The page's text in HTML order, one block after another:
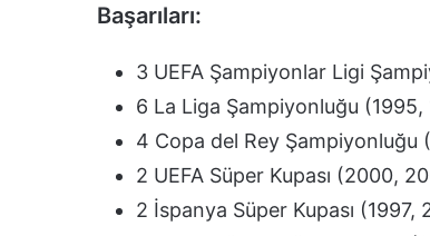
Başarıları:
3 UEFA Şampiyonlar Ligi
6 La Liga Şampiyonluğu
4 Copa del Rey Şampiyonluğu
2 UEFA Süper Kupası (2000,
2 İspanya Süper Kupası (1997,